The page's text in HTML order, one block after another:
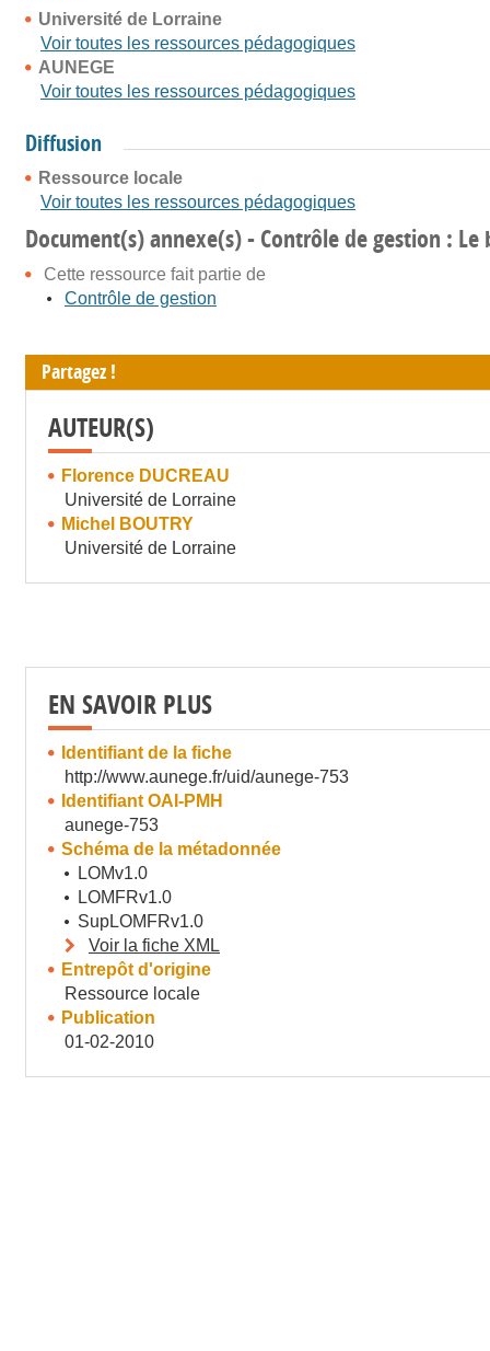
Université de Lorraine
Voir toutes les ressources pédagogiques
AUNEGE
Voir toutes les ressources pédagogiques
Diffusion
Ressource locale
Voir toutes les ressources pédagogiques
Document(s) annexe(s) - Contrôle de gestion : Le
Cette ressource fait partie de
Contrôle de gestion
Partagez !
AUTEUR(S)
Florence DUCREAU
Université de Lorraine
Michel BOUTRY
Université de Lorraine
EN SAVOIR PLUS
Identifiant de la fiche
http://www.aunege.fr/uid/aunege-753
Identifiant OAI-PMH
aunege-753
Schéma de la métadonnée
LOMv1.0
LOMFRv1.0
SupLOMFRv1.0
Voir la fiche XML
Entrepôt d'origine
Ressource locale
Publication
01-02-2010